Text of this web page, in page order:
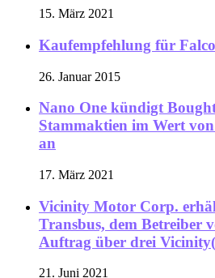
15. März 2021
Kaufempfehlung für Falco
26. Januar 2015
Nano One kündigt
Stammaktien im Wert
an
17. März 2021
Vicinity Motor Corp.
Transbus, dem Betreiber
Auftrag über drei
21. Juni 2021